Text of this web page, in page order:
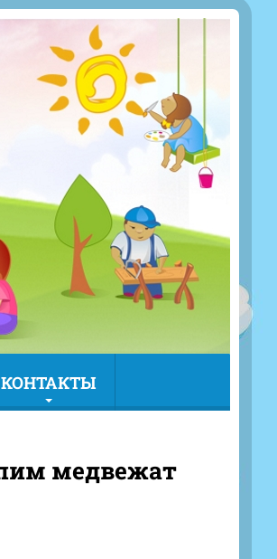
КОНТАКТЫ
медвежат